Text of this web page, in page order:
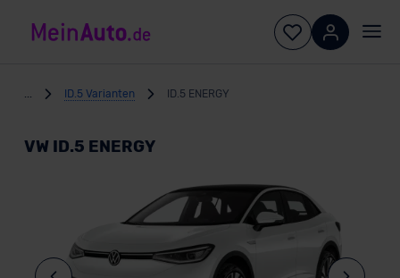
ID.5 Varianten ID.5 ENERGY
VW ID.5 ENERGY